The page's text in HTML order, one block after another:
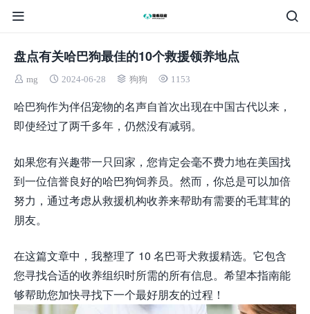
盘点有关哈巴狗最佳的10个救援领养地点
mg 2024-06-28 狗狗 1153
哈巴狗作为伴侣宠物的名声自首次出现在中国古代以来，
即使经过了两千多年，仍然没有减弱。
如果您有兴趣带一只回家，您肯定会毫不费力地在美国找
到一位信誉良好的哈巴狗饲养员。然而，你总是可以加倍
努力，通过考虑从救援机构收养来帮助有需要的毛茸茸的
朋友。
在这篇文章中，我整理了 10 名巴哥犬救援精选。它包含
您寻找合适的收养组织时所需的所有信息。希望本指南能
够帮助您加快寻找下一个最好朋友的过程！